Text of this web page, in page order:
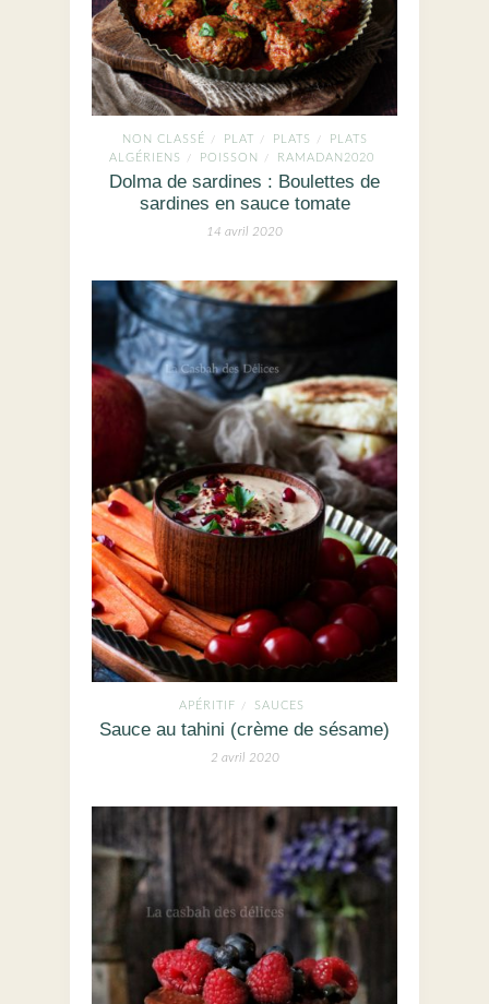
NON CLASSÉ / PLAT / PLATS /
PLATS
ALGÉRIENS
/ POISSON / RAMADAN2020
Dolma de sardines : Boulettes de
sardines en sauce tomate
14 avril 2020
APÉRITIF / SAUCES
Sauce au tahini (crème de sésame)
2 avril 2020